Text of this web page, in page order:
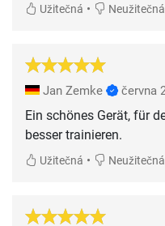
Užitečná • Neužitečná
Jan Zemke června
Ein schönes Gerät, für
besser trainieren.
Užitečná • Neužitečná